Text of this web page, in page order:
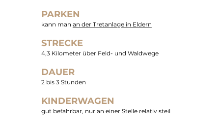
PARKEN
kann man an der Tretanlage in Eldern
STRECKE
4,3 Kilometer über Feld- und Waldwege
DAUER
2 bis 3 Stunden
KINDERWAGEN
gut befahrbar, nur an einer Stelle relativ steil